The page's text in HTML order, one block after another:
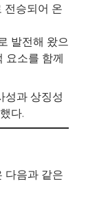
전승되어 온
발전해 왔으
요소를 함께
성과 상징성
다.
다음과 같은